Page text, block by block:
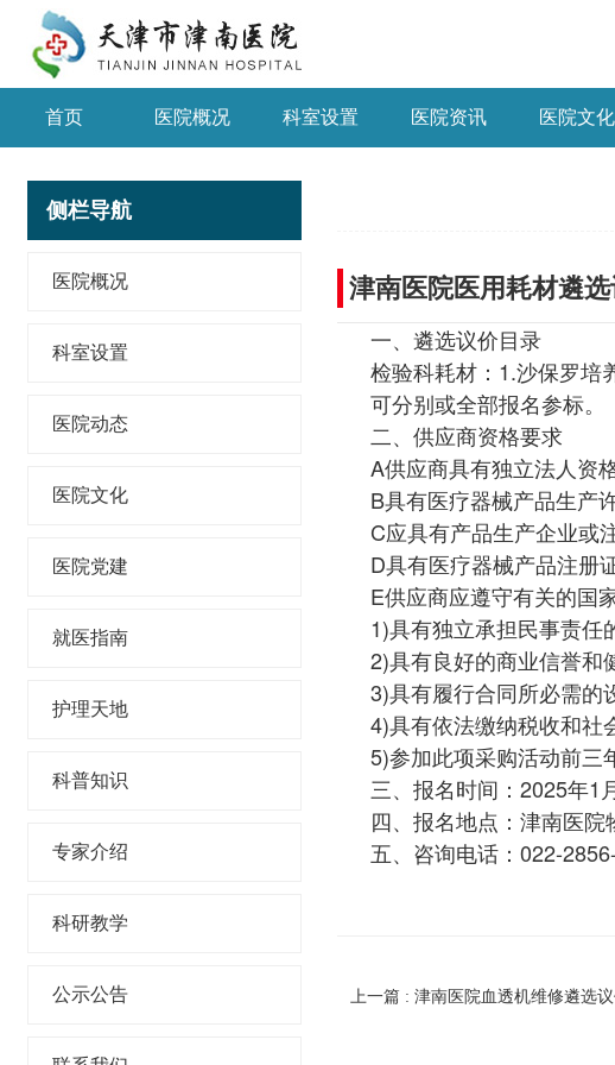
首页 医院概况 科室设置 医院资讯 医院文化
侧栏导航
医院概况
科室设置
医院动态
医院文化
医院党建
就医指南
护理天地
科普知识
专家介绍
科研教学
公示公告
津南医院医用耗材遴
一、遴选议价目录
检验科耗材：1.沙保罗培
可分别或全部报名参标。
二、供应商资格要求
A供应商具有独立法人资
B具有医疗器械产品生产
C应具有产品生产企业或
D具有医疗器械产品注册
E供应商应遵守有关的国
1)具有独立承担民事责任
2)具有良好的商业信誉和
3)具有履行合同所必需的
4)具有依法缴纳税收和社
5)参加此项采购活动前三
三、报名时间：2025年1
四、报名地点：津南医院
五、咨询电话：022-
上一篇 : 津南医院血透机维修遴选